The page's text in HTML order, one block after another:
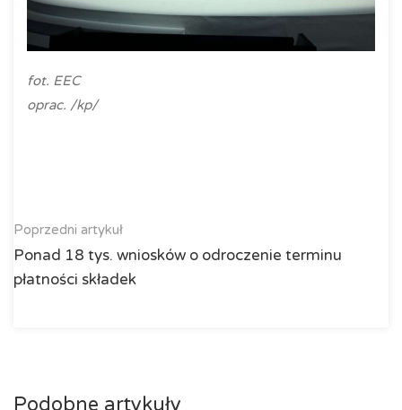
fot. EEC
oprac. /kp/
Poprzedni artykuł
Ponad 18 tys. wniosków o odroczenie terminu
płatności składek
Podobne artykuły